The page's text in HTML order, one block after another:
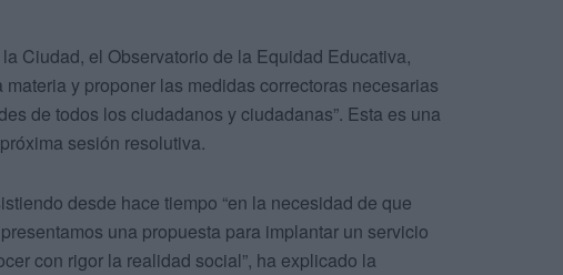
Ciudad, el Observatorio de la Equidad Educativa,
y proponer las medidas correctoras necesarias
de todos los ciudadanos y ciudadanas”. Esta es una
sesión resolutiva.
desde hace tiempo “en la necesidad de que
una propuesta para implantar un servicio
con rigor la realidad social”, ha explicado la